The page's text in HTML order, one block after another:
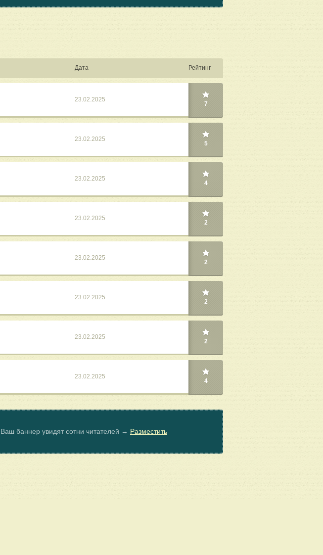
Дата Рейтинг
23.02.2025
7
23.02.2025
5
23.02.2025
4
23.02.2025
2
23.02.2025
2
23.02.2025
2
23.02.2025
2
23.02.2025
4
Ваш баннер увидят сотни читателей → Разместить